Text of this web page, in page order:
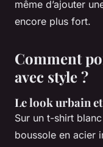
même d’ajouter
encore plus fort.
Comment
avec style ?
Le look urbain
Sur un t-shirt
boussole en acier